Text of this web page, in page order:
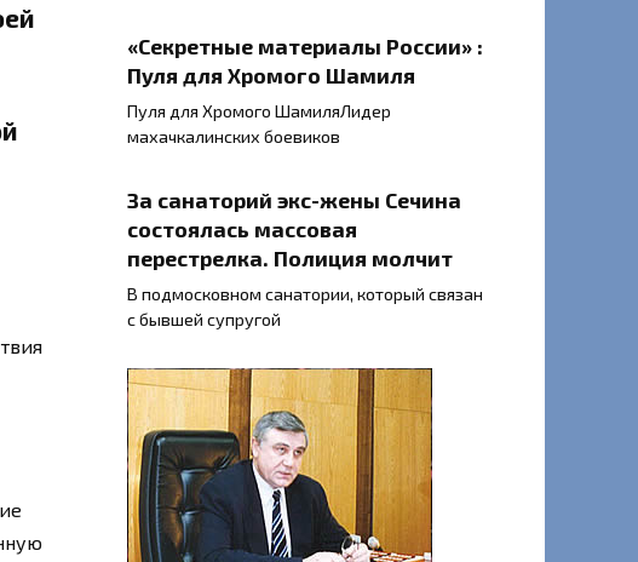
«Секретные материалы России» :
Пуля для Хромого Шамиля
Пуля для Хромого ШамиляЛидер
махачкалинских боевиков
За санаторий экс-жены Сечина
состоялась массовая
перестрелка. Полиция молчит
В подмосковном санатории, который связан
с бывшей супругой